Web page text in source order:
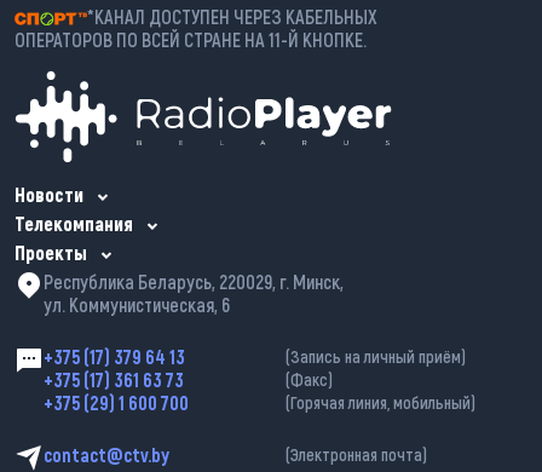
*КАНАЛ ДОСТУПЕН ЧЕРЕЗ КАБЕЛЬНЫХ
ОПЕРАТОРОВ ПО ВСЕЙ СТРАНЕ НА 11-Й КНОПКЕ.
Новости
Телекомпания
Проекты
Республика Беларусь, 220029, г. Минск,
ул. Коммунистическая, 6
+375 (17) 379 64 13 (Запись на личный приём)
+375 (17) 361 63 73 (Факс)
+375 (29) 1 600 700 (Горячая линия, мобильный)
contact@ctv.by (Электронная почта)